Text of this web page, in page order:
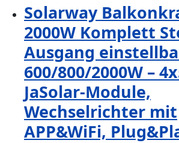
Solarway
2000W Komplett
Ausgang
600/800/2000W –
JaSolar-Module,
Wechselrichter mit
APP&WiFi,